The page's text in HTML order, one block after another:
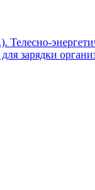
Телесно-
зарядки